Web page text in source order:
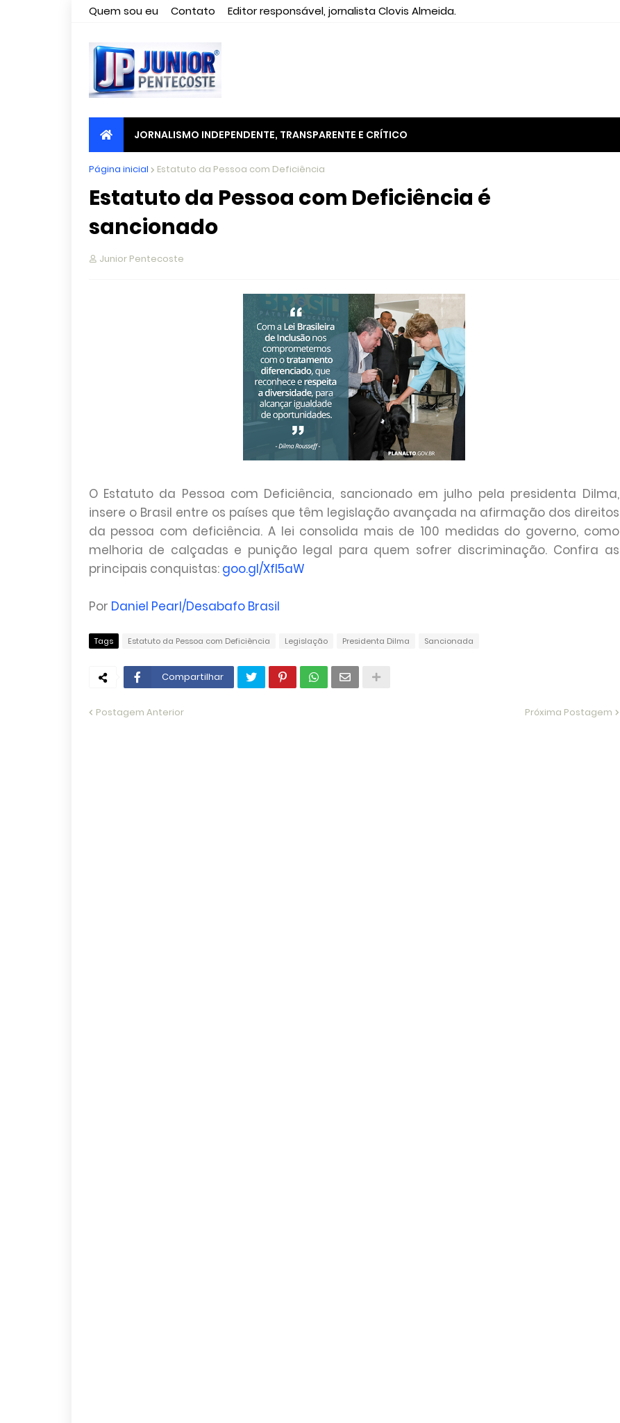
Quem sou eu Contato Editor responsável, jornalista Clovis Almeida.
JORNALISMO INDEPENDENTE, TRANSPARENTE E CRÍTICO
Página inicial Estatuto da Pessoa com Deficiência
Estatuto da Pessoa com Deficiência é
sancionado
Junior Pentecoste
O Estatuto da Pessoa com Deficiência, sancionado em julho pela presidenta Dilma,
insere o Brasil entre os países que têm legislação avançada na afirmação dos direitos
da pessoa com deficiência. A lei consolida mais de 100 medidas do governo, como
melhoria de calçadas e punição legal para quem sofrer discriminação. Confira as
principais conquistas: goo.gl/XfI5aW
Por Daniel Pearl/Desabafo Brasil
Tags Estatuto da Pessoa com Deficiência Legislação Presidenta Dilma Sancionada
Compartilhar
Postagem Anterior Próxima Postagem